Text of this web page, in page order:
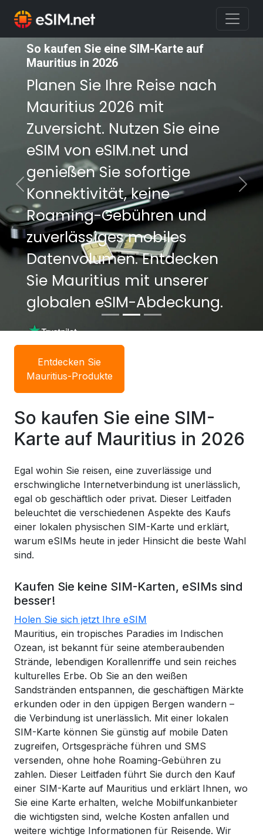
So kaufen Sie eine SIM-Karte auf
Mauritius in 2026
Planen Sie Ihre Reise nach
Mauritius 2026 mit
Zuversicht. Nutzen Sie eine
eSIM von eSIM.net und
genießen Sie sofortige
Konnektivität, keine
Roaming-Gebühren und
zuverlässiges mobiles
Datenvolumen. Entdecken
Sie Mauritius mit unserer
globalen eSIM-Abdeckung.
So kaufen Sie eine SIM-Karte auf
Mauritius in 2026
Planen Sie Ihre Reise nach
Mauritius 2026 mit
Zuversicht. Nutzen Sie eine
eSIM von eSIM.net und
genießen Sie sofortige
Konnektivität, keine
Roaming-Gebühren und
zuverlässiges mobiles
Datenvolumen. Entdecken
Sie Mauritius mit unserer
globalen eSIM-Abdeckung.
Previous Next
Entdecken Sie
Mauritius-Produkte
So kaufen Sie eine SIM-
Karte auf Mauritius in 2026
Egal wohin Sie reisen, eine zuverlässige und
erschwingliche Internetverbindung ist unerlässlich,
egal ob geschäftlich oder privat. Dieser Leitfaden
beleuchtet die verschiedenen Aspekte des Kaufs
einer lokalen physischen SIM-Karte und erklärt,
warum eSIMs heute in jeder Hinsicht die beste Wahl
sind.
Kaufen Sie keine SIM-Karten, eSIMs sind
besser!
Holen Sie sich jetzt Ihre eSIM
Mauritius, ein tropisches Paradies im Indischen
Ozean, ist bekannt für seine atemberaubenden
Strände, lebendigen Korallenriffe und sein reiches
kulturelles Erbe. Ob Sie an den weißen
Sandstränden entspannen, die geschäftigen Märkte
erkunden oder in den üppigen Bergen wandern –
die Verbindung ist unerlässlich. Mit einer lokalen
SIM-Karte können Sie günstig auf mobile Daten
zugreifen, Ortsgespräche führen und SMS
versenden, ohne hohe Roaming-Gebühren zu
zahlen. Dieser Leitfaden führt Sie durch den Kauf
einer SIM-Karte auf Mauritius und erklärt Ihnen, wo
Sie eine Karte erhalten, welche Mobilfunkanbieter
die wichtigsten sind, welche Kosten anfallen und
weitere wichtige Informationen für Reisende. Wir